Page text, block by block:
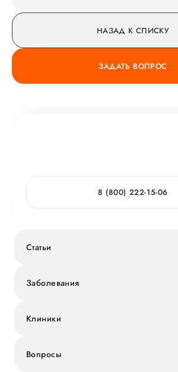
НАЗАД К СПИСКУ
ЗАДАТЬ ВОПРОС
8 (800) 222-15-06
Статьи
Заболевания
Клиники
Вопросы